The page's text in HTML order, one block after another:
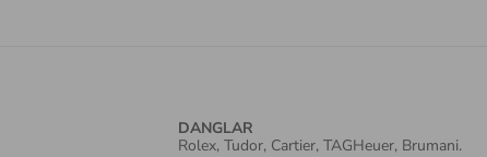
DANGLAR
Rolex, Tudor, Cartier, TAGHeuer, Brumani.